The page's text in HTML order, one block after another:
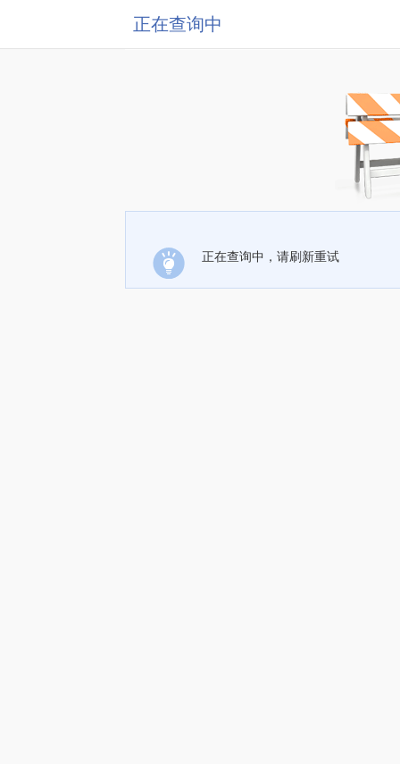
正在查询中
正在查询中，请刷新重试